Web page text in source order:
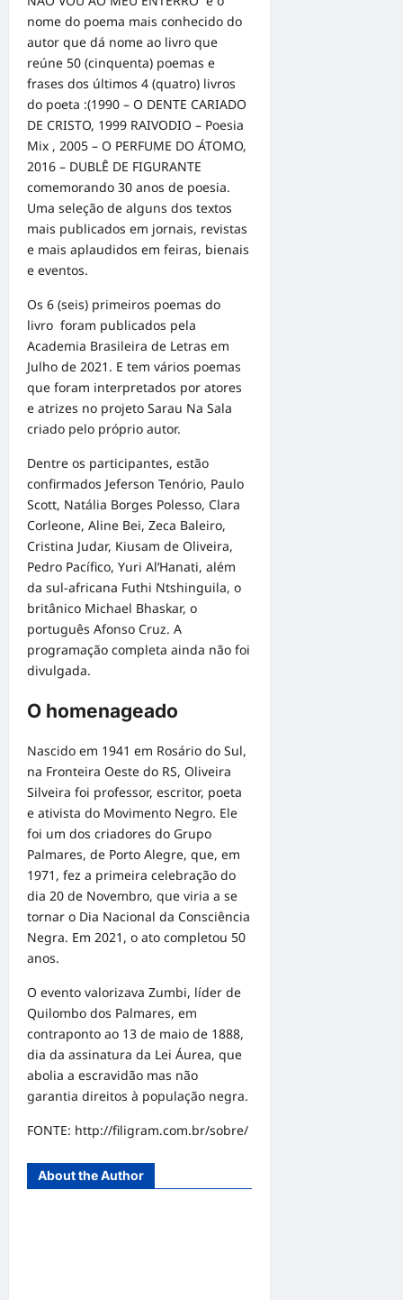
nome do poema mais conhecido do
autor que dá nome ao livro que
reúne 50 (cinquenta) poemas e
frases dos últimos 4 (quatro) livros
do poeta :(1990 – O DENTE CARIADO
DE CRISTO, 1999 RAIVODIO – Poesia
Mix , 2005 – O PERFUME DO ÁTOMO,
2016 – DUBLÊ DE FIGURANTE
comemorando 30 anos de poesia.
Uma seleção de alguns dos textos
mais publicados em jornais, revistas
e mais aplaudidos em feiras, bienais
e eventos.
Os 6 (seis) primeiros poemas do
livro foram publicados pela
Academia Brasileira de Letras em
Julho de 2021. E tem vários poemas
que foram interpretados por atores
e atrizes no projeto Sarau Na Sala
criado pelo próprio autor.
Dentre os participantes, estão
confirmados Jeferson Tenório, Paulo
Scott, Natália Borges Polesso, Clara
Corleone, Aline Bei, Zeca Baleiro,
Cristina Judar, Kiusam de Oliveira,
Pedro Pacífico, Yuri Al’Hanati, além
da sul-africana Futhi Ntshinguila, o
britânico Michael Bhaskar, o
português Afonso Cruz. A
programação completa ainda não foi
divulgada.
O homenageado
Nascido em 1941 em Rosário do Sul,
na Fronteira Oeste do RS, Oliveira
Silveira foi professor, escritor, poeta
e ativista do Movimento Negro. Ele
foi um dos criadores do Grupo
Palmares, de Porto Alegre, que, em
1971, fez a primeira celebração do
dia 20 de Novembro, que viria a se
tornar o Dia Nacional da Consciência
Negra. Em 2021, o ato completou 50
anos.
O evento valorizava Zumbi, líder de
Quilombo dos Palmares, em
contraponto ao 13 de maio de 1888,
dia da assinatura da Lei Áurea, que
abolia a escravidão mas não
garantia direitos à população negra.
FONTE: http://filigram.com.br/sobre/
About the Author